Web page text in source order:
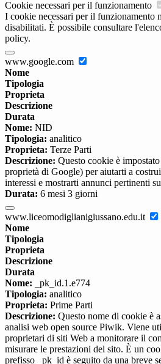
Cookie necessari per il funzionamento
I cookie necessari per il funzionamento
disabilitati. È possibile consultare
policy.
www.google.com
Nome
Tipologia
Proprieta
Descrizione
Durata
Nome: NID
Tipologia: analitico
Proprieta: Terze Parti
Descrizione: Questo cookie è
proprietà di Google) per aiutarti a
interessi e mostrarti annunci pertinenti
Durata: 6 mesi 3 giorni
www.liceomodiglianigiussano.edu.it
Nome
Tipologia
Proprieta
Descrizione
Durata
Nome: _pk_id.1.e774
Tipologia: analitico
Proprieta: Prime Parti
Descrizione: Questo nome di cookie è
analisi web open source Piwik. Viene
proprietari di siti Web a monitorare il
misurare le prestazioni del sito. È un
prefisso _pk_id è seguito da una breve